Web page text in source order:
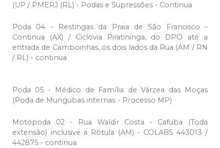
(UP / PMERJ (RL) - Podas e Supressões - Continua
Poda 04 - Restingas da Praia de São Francisco -
Continua (AX) / Ciclovia Piratininga, do DPO até a
entrada de Camboinhas, os dois lados da Rua (AM / RN
/ RL) - continua
Poda 05 - Médico de Família de Várzea das Moças
(Poda de Mungubas internas - Processo MP)
Motopoda 02 - Rua Waldir Costa - Cafuba (Toda
extensão) inclusive a Rótula (AM) - COLABS 443013 /
442875 - continua